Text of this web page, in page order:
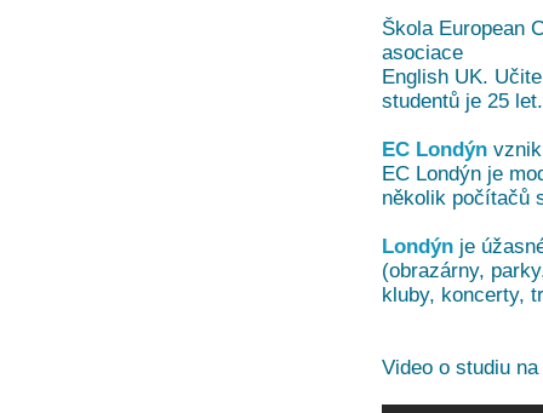
Škola European
asociace
English UK.
studentů je 25 let.
EC Londýn
EC Londýn je
několik počítačů
Londýnje
(obrazárny,
kluby, koncerty,
Video o studiu